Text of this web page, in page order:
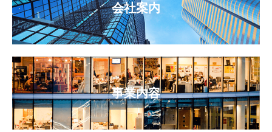
会社案内
事業内容